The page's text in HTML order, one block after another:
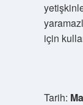
için
Tarih: